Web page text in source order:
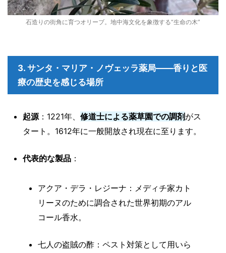
石造りの街角に育つオリーブ。地中海文化を象徴する“生命の木”
3. サンタ・マリア・ノヴェッラ薬局――香りと医
療の歴史を感じる場所
起源 ：1221年、 修道士による薬草園での調剤がス
タート。1612年に一般開放され現在に至ります。
代表的な製品 ：
アクア・デラ・レジーナ：メディチ家カト
リーヌのために調合された世界初期のアル
コール香水。
七人の盗賊の酢：ペスト対策として用いら